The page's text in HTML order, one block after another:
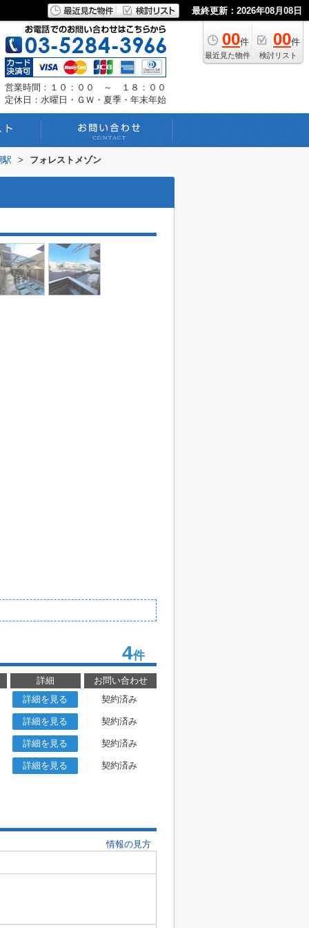
最終更新：2026年08月08日
00件
最近見た物件
00件
検討リスト
営業時間：１０：００ ～ １８：００
定休日：水曜日・ＧＷ・夏季・年末年始
駅 > フォレストメゾン
4件
詳細
お問い合わせ
詳細を見る 契約済み
詳細を見る 契約済み
詳細を見る 契約済み
詳細を見る
契約済み
情報の見方